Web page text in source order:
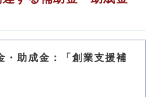
・助成金：「創業支援補